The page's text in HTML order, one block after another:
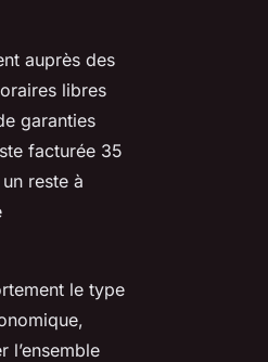
auprès des
libres
garanties
facturée 35
reste à
le type
l’ensemble